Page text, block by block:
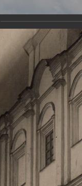
Экскурсия